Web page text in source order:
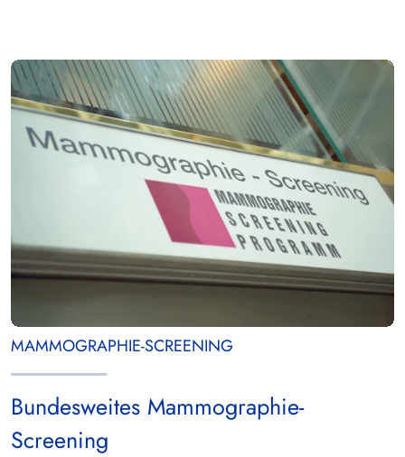
MAMMOGRAPHIE-SCREENING
Bundesweites Mammographie-
Screening